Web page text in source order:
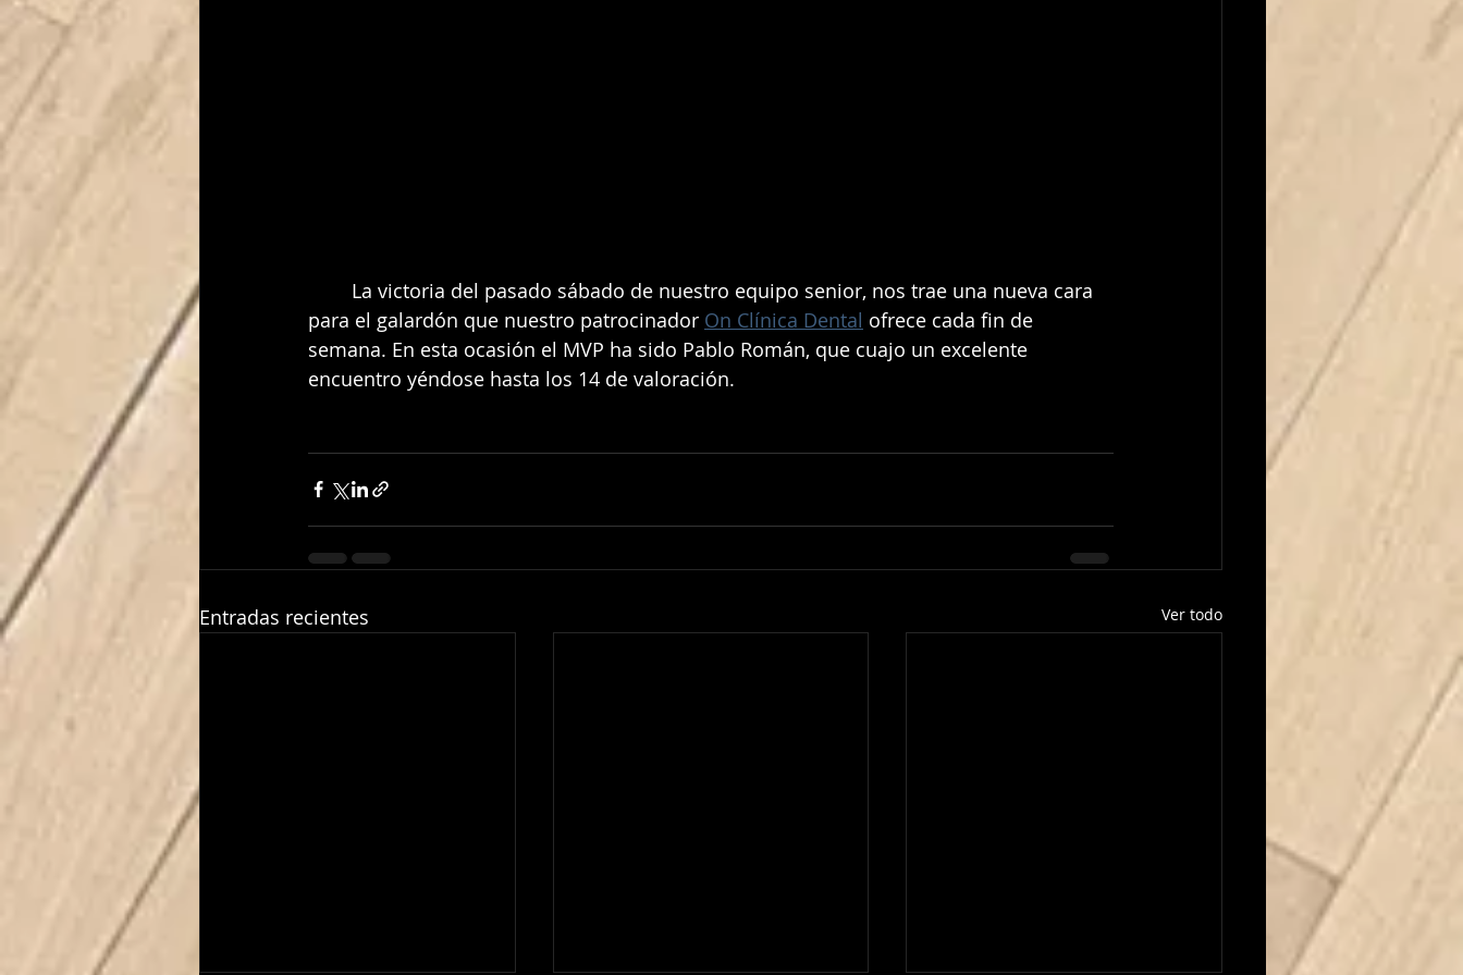
para el galardón que nuestro patrocinador On Clínica Dental ofrece cada fin de
semana. En esta ocasión el MVP ha sido Pablo Román, que cuajo un excelente
encuentro yéndose hasta los 14 de valoración.
Entradas recientes Ver todo